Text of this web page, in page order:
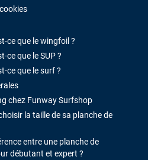
ce que le wingfoil ?
ce que le SUP ?
ce que le surf ?
chez Funway Surfshop
la taille de sa planche de
entre une planche de
débutant et expert ?